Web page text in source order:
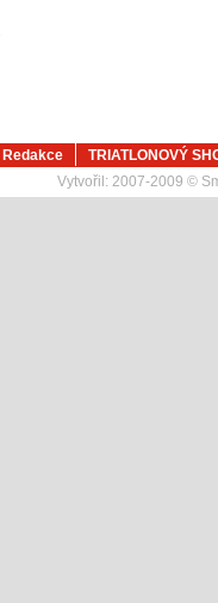
Redakce
TRIATLONOVÝ
Vytvořil: 2007-2009 ©